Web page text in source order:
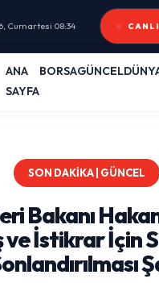
Cumartesi 08:34 CANLI
ANA
SAYFA
BORSAGÜNCEL
SON DAKIKA | GÜNCEL
Bakanı
ve İstikrar İçin